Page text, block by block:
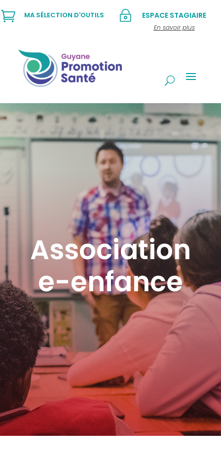
~ ESPACE STAGIAIRE
En savoir plus
 MA SÉLECTION D'OUTILS
Association
e-enfance